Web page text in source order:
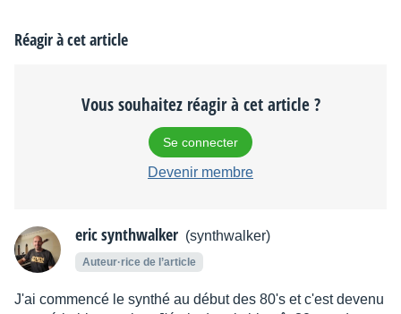
Réagir à cet article
Vous souhaitez réagir à cet article ?
Se connecter
Devenir membre
eric synthwalker (synthwalker)
Auteur·rice de l’article
J'ai commencé le synthé au début des 80's et c'est devenu